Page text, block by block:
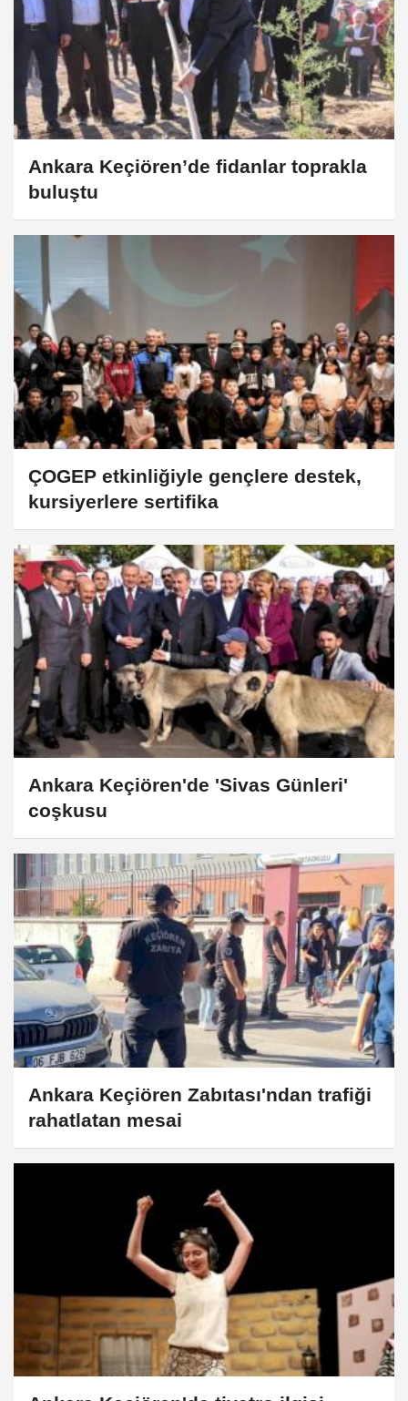
Ankara Keçiören’de fidanlar toprakla
buluştu
ÇOGEP etkinliğiyle gençlere destek,
kursiyerlere sertifika
Ankara Keçiören'de 'Sivas Günleri'
coşkusu
Ankara Keçiören Zabıtası'ndan trafiği
rahatlatan mesai